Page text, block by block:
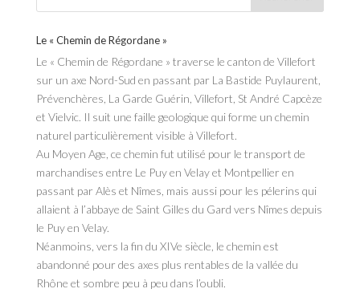
Le « Chemin de Régordane »
Le « Chemin de Régordane » traverse le canton de Villefort
sur un axe Nord-Sud en passant par La Bastide Puylaurent,
Prévenchères, La Garde Guérin, Villefort, St André Capcèze
et Vielvic. Il suit une faille geologique qui forme un chemin
naturel particulièrement visible à Villefort.
Au Moyen Age, ce chemin fut utilisé pour le transport de
marchandises entre Le Puy en Velay et Montpellier en
passant par Alès et Nîmes, mais aussi pour les pélerins qui
allaient à l’abbaye de Saint Gilles du Gard vers Nîmes depuis
le Puy en Velay.
Néanmoins, vers la fin du XIVe siècle, le chemin est
abandonné pour des axes plus rentables de la vallée du
Rhône et sombre peu à peu dans l’oubli.